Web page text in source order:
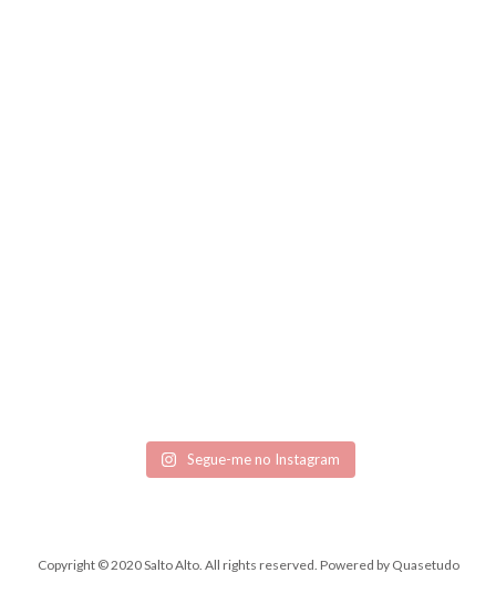
Segue-me no Instagram
Copyright © 2020 Salto Alto. All rights reserved. Powered by Quasetudo